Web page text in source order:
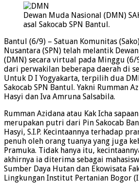
Dewan Muda Nasional (DMN)
asal Sakocab SPN Bantul.
Bantul (6/9) – Satuan Komunitas
Nusantara (SPN) telah melantik
(DMN) secara virtual pada Minggu (6/
dari perwakilan beberapa daerah di
Untuk D I Yogyakarta, terpilih dua
Sakocab SPN Bantul. Yakni Rumman
Hasyi dan Iva Amruna Salsabila.
Rumman Azidana atau Kak Icha
merupakan putri dari Pin Sakocab
Hasyi, S.I.P. Kecintaannya terhadap
penuh oleh orang tuanya yang juga
Pramuka. Tidak hanya itu,
akhirnya ia diterima sebagai
Sumber Daya Hutan dan Ekowisata
Lingkungan Institut Pertanian Bogor